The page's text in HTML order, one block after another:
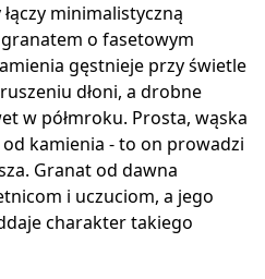
minimalistyczną
o fasetowym
gęstnieje przy świetle
dłoni, a drobne
w półmroku. Prosta, wąska
kamienia - to on prowadzi
Granat od dawna
i uczuciom, a jego
charakter takiego